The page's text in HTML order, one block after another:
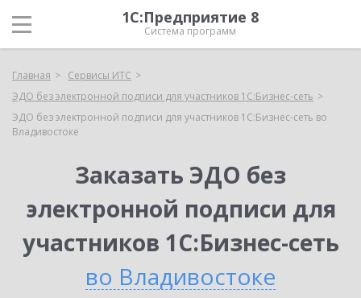
1С:Предприятие 8
Система программ
Главная
Сервисы ИТС
ЭДО без электронной подписи для участников 1С:Бизнес-сеть
ЭДО без электронной подписи для участников 1С:Бизнес-сеть во
Владивостоке
Заказать ЭДО без
электронной подписи для
участников 1С:Бизнес-сеть
во Владивостоке